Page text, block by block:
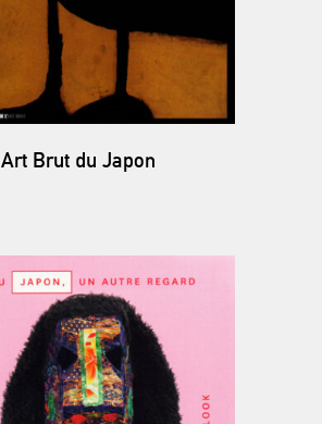
Art Brut du Japon